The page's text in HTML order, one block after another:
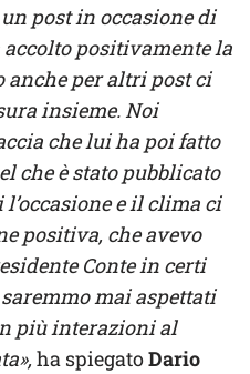
post in occasione di
positivamente la
anche per altri post ci
insieme. Noi
che lui ha poi fatto
che è stato pubblicato
e il clima ci
positiva, che avevo
Conte in certi
mai aspettati
più interazioni al
ha spiegatoDario